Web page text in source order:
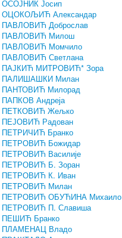
ОСОЈНИК Јосип
ОЦОКОЉИЋ Александар
ПАВЛОВИЋ Доброслав
ПАВЛОВИЋ Милош
ПАВЛОВИЋ Момчило
ПАВЛОВИЋ Светлана
ПАЈКИЋ МИТРОВИЋ* Зора
ПАЛИШАШКИ Милан
ПАНТОВИЋ Милорад
ПАПКОВ Андреја
ПЕТКОВИЋ Жељко
ПЕЈОВИЋ Радован
ПЕТРИЧИЋ Бранко
ПЕТРОВИЋ Божидар
ПЕТРОВИЋ Василије
ПЕТРОВИЋ Б. Зоран
ПЕТРОВИЋ К. Иван
ПЕТРОВИЋ Милан
ПЕТРОВИЋ ОБУЋИНА Михаило
ПЕТРОВИЋ П. Славиша
ПЕШИЋ Бранко
ПЛАМЕНАЦ Владо